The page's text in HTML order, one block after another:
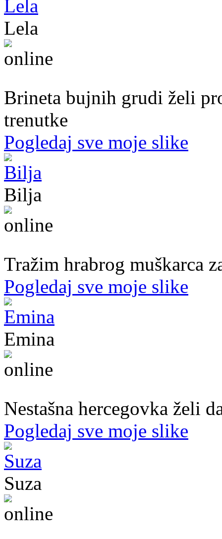
Lela
Brineta bujnih grudi želi
trenutke
Pogledaj sve moje slike
Bilja
Tražim hrabrog muškarca
Pogledaj sve moje slike
Emina
Nestašna hercegovka želi
Pogledaj sve moje slike
Suza